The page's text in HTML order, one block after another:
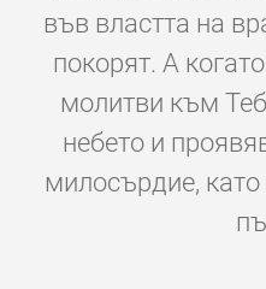
във властта на
покорят. А
молитви към
небето и
милосърдие,